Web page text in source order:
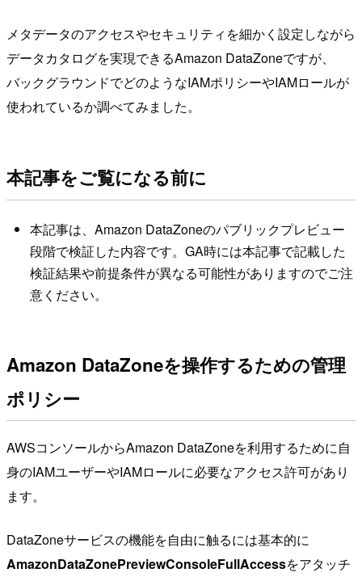
メタデータのアクセスやセキュリティを細かく設定しながら
データカタログを実現できるAmazon DataZoneですが、
バックグラウンドでどのようなIAMポリシーやIAMロールが
使われているか調べてみました。
本記事をご覧になる前に
本記事は、Amazon DataZoneのパブリックプレビュー
段階で検証した内容です。GA時には本記事で記載した
検証結果や前提条件が異なる可能性がありますのでご注
意ください。
Amazon DataZoneを操作するための管理
ポリシー
AWSコンソールからAmazon DataZoneを利用するために自
身のIAMユーザーやIAMロールに必要なアクセス許可があり
ます。
DataZoneサービスの機能を自由に触るには基本的に
AmazonDataZonePreviewConsoleFullAccessをアタッチ